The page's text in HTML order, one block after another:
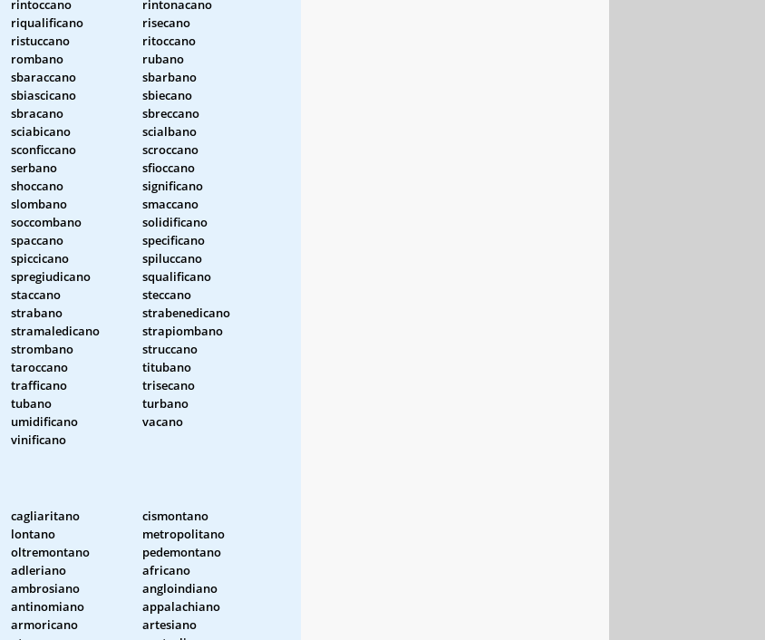
rintoccano
rintonacano
riqualificano
risecano
ristuccano
ritoccano
rombano
rubano
sbaraccano
sbarbano
sbiascicano
sbiecano
sbracano
sbreccano
sciabicano
scialbano
sconficcano
scroccano
serbano
sfioccano
shoccano
significano
slombano
smaccano
soccombano
solidificano
spaccano
specificano
spiccicano
spiluccano
spregiudicano
squalificano
staccano
steccano
strabano
strabenedicano
stramaledicano
strapiombano
strombano
struccano
taroccano
titubano
trafficano
trisecano
tubano
turbano
umidificano
vacano
vinificano
cagliaritano
cismontano
lontano
metropolitano
oltremontano
pedemontano
adleriano
africano
ambrosiano
angloindiano
antinomiano
appalachiano
armoricano
artesiano